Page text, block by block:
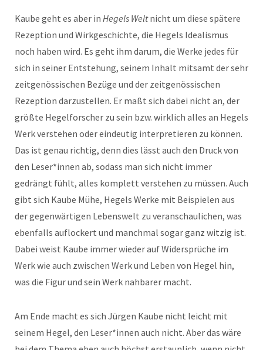
Kaube geht es aber in Hegels Weltnicht um diese spätere
Rezeption und Wirkgeschichte, die Hegels Idealismus
noch haben wird. Es geht ihm darum, die Werke jedes für
sich in seiner Entstehung, seinem Inhalt mitsamt der sehr
zeitgenössischen Bezüge und der zeitgenössischen
Rezeption darzustellen. Er maßt sich dabei nicht an, der
größte Hegelforscher zu sein bzw. wirklich alles an Hegels
Werk verstehen oder eindeutig interpretieren zu können.
Das ist genau richtig, denn dies lässt auch den Druck von
den Leser*innen ab, sodass man sich nicht immer
gedrängt fühlt, alles komplett verstehen zu müssen. Auch
gibt sich Kaube Mühe, Hegels Werke mit Beispielen aus
der gegenwärtigen Lebenswelt zu veranschaulichen, was
ebenfalls auflockert und manchmal sogar ganz witzig ist.
Dabei weist Kaube immer wieder auf Widersprüche im
Werk wie auch zwischen Werk und Leben von Hegel hin,
was die Figur und sein Werk nahbarer macht.
Am Ende macht es sich Jürgen Kaube nicht leicht mit
seinem Hegel, den Leser*innen auch nicht. Aber das wäre